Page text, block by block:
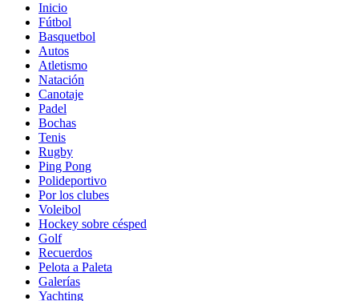
Inicio
Fútbol
Basquetbol
Autos
Atletismo
Natación
Canotaje
Padel
Bochas
Tenis
Rugby
Ping Pong
Polideportivo
Por los clubes
Voleibol
Hockey sobre césped
Golf
Recuerdos
Pelota a Paleta
Galerías
Yachting